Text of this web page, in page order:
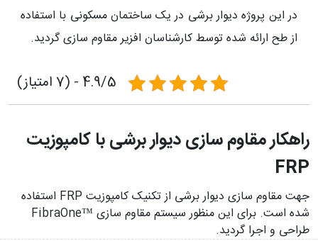
در این پروژه دیوار برشی در یک ساختمان مسکونی با استفاده
از طح ارائه شده توسط کارشناسان افزیر مقاوم سازی گردید.
4.9/5 - (7 امتیاز)
راهکار مقاوم سازی دیوار برشی با کامپوزیت
FRP
جهت مقاوم سازی دیوار برشی از تکنیک کامپوزیت FRP استفاده
شده است. برای این منظور سیستم مقاوم سازی ™FibraOne
طراحی و اجرا گردید.